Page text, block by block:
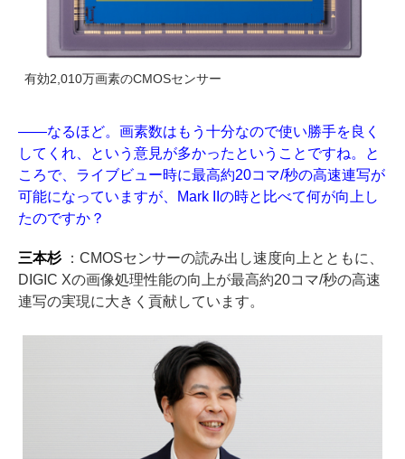
有効2,010万画素のCMOSセンサー
――なるほど。画素数はもう十分なので使い勝手を良く
してくれ、という意見が多かったということですね。と
ころで、ライブビュー時に最高約20コマ/秒の高速連写が
可能になっていますが、Mark IIの時と比べて何が向上し
たのですか？
三本杉 ：CMOSセンサーの読み出し速度向上とともに、
DIGIC Xの画像処理性能の向上が最高約20コマ/秒の高速
連写の実現に大きく貢献しています。